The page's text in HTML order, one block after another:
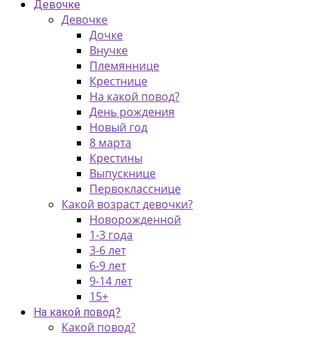
Девочке
Девочке
Дочке
Внучке
Племяннице
Крестнице
На какой повод?
День рождения
Новый год
8 марта
Крестины
Выпускнице
Первокласснице
Какой возраст девочки?
Новорожденной
1-3 года
3-6 лет
6-9 лет
9-14 лет
15+
На какой повод?
Какой повод?